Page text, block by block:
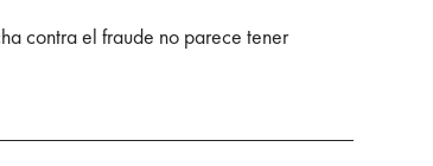
contra el fraude no parece tener